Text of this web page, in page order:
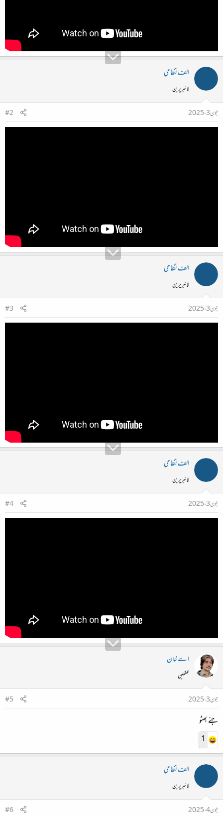
الف نظامی
لائبریرین
جون 3، 2025
#2
الف نظامی
لائبریرین
جون 3، 2025
#3
الف نظامی
لائبریرین
جون 3، 2025
#4
اے خان
محفلین
جون 3، 2025
#5
جئے بھٹو
1
الف نظامی
لائبریرین
جون 4، 2025
#6